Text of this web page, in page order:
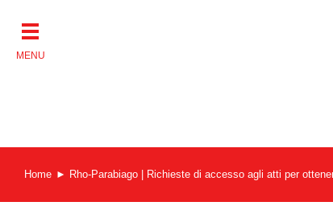
contenuto
Home Rho-Parabiago | Richieste di accesso agli atti per